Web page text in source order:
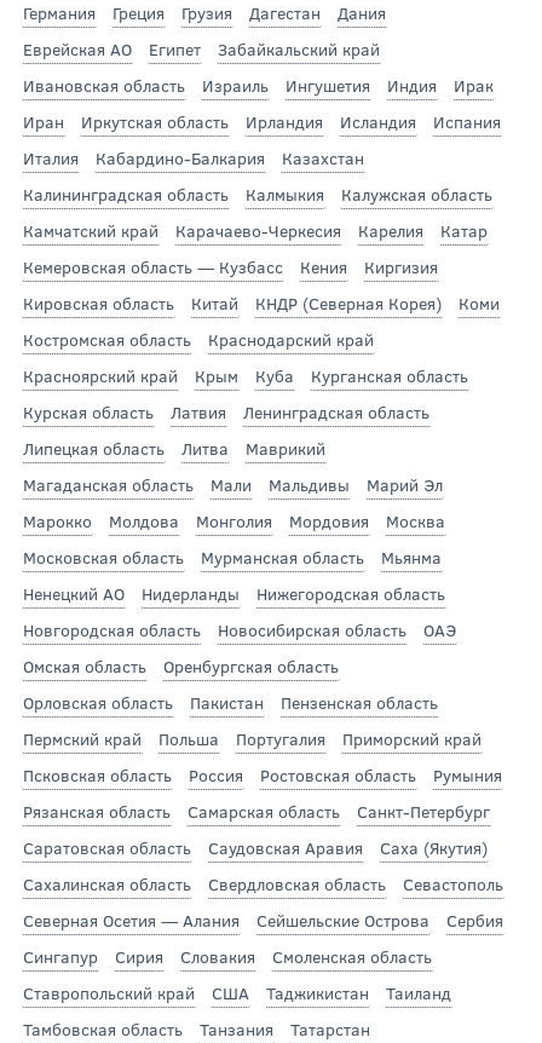
Германия
Греция Грузия Дагестан
Дания
Еврейская АО
Египет
Забайкальский край
Ивановская область
Израиль Ингушетия Индия
Ирак
Иран
Иркутская область Ирландия Исландия
Испания
Италия
Кабардино-Балкария
Казахстан
Калининградская область
Калмыкия
Калужская область
Камчатский край
Карачаево-Черкесия Карелия
Катар
Кемеровская область — Кузбасс
Кения
Киргизия
Кировская область
Китай КНДР (Северная Корея)
Коми
Костромская область
Краснодарский край
Красноярский край
Крым Куба
Курганская область
Курская область
Латвия
Ленинградская область
Липецкая область
Литва
Маврикий
Магаданская область
Мали Мальдивы
Марий Эл
Марокко
Молдова Монголия Мордовия
Москва
Московская область
Мурманская область
Мьянма
Ненецкий АО
Нидерланды
Нижегородская область
Новгородская область
Новосибирская область
ОАЭ
Омская область
Оренбургская область
Орловская область
Пакистан
Пензенская область
Пермский край
Польша Португалия
Приморский край
Псковская область
Россия Ростовская область
Румыния
Рязанская область
Самарская область
Санкт-Петербург
Саратовская область
Саудовская Аравия
Саха (Якутия)
Сахалинская область
Свердловская область
Севастополь
Северная Осетия — Алания
Сейшельские Острова
Сербия
Сингапур
Сирия Словакия
Смоленская область
Ставропольский край
США Таджикистан
Таиланд
Тамбовская область
Танзания
Татарстан